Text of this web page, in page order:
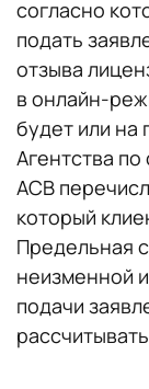
согласно
подать
отзыва
в онлайн-
будет или на
Агентства
АСВ
который
Предельная
неизменной
подачи